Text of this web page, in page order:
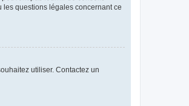
les questions légales concernant ce
utiliser. Contactez un